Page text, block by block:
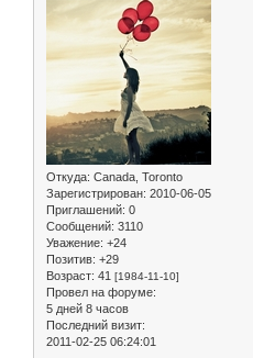
Откуда: Canada, Toronto
Зарегистрирован: 2010-06-05
Приглашений: 0
Сообщений: 3110
Уважение: +24
Позитив: +29
Возраст: 41 [1984-11-10]
Провел на форуме:
5 дней 8 часов
Последний визит:
2011-02-25 06:24:01